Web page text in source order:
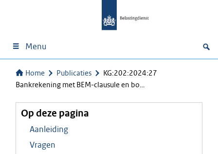
Menu
Home Publicaties
KG:202:2024:27
Bankrekening met BEM-clausule en bo…
Op deze pagina
Aanleiding
Vragen